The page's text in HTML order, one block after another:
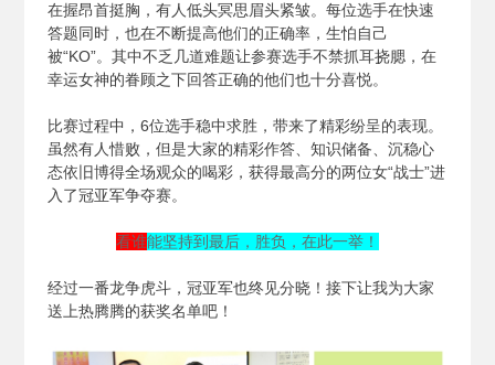
在握昂首挺胸，有人低头冥思眉头紧皱。每位选手在快速
答题同时，也在不断提高他们的正确率，生怕自己
被“KO”。其中不乏几道难题让参赛选手不禁抓耳挠腮，在
幸运女神的眷顾之下回答正确的他们也十分喜悦。
比赛过程中，6位选手稳中求胜，带来了精彩纷呈的表现。
虽然有人惜败，但是大家的精彩作答、知识储备、沉稳心
态依旧博得全场观众的喝彩，获得最高分的两位女“战士”进
入了冠亚军争夺赛。
看谁能坚持到最后，胜负，在此一举！
经过一番龙争虎斗，冠亚军也终见分晓！接下让我为大家
送上热腾腾的获奖名单吧！